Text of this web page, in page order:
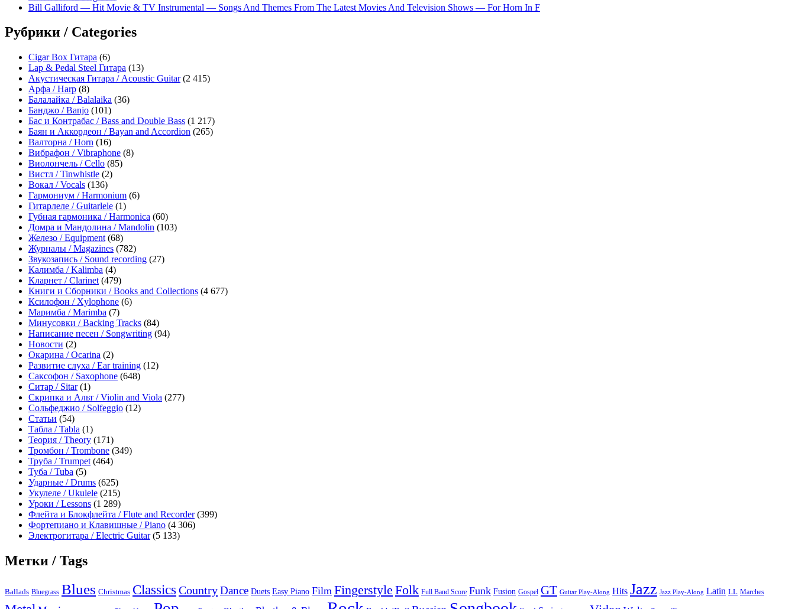
Bill Galliford — Hit Movie & TV Instrumental — Songs And Themes From The Latest Movies And Television Shows — For Horn In F
Рубрики / Categories
Cigar Box Гитара (6)
Lap & Pedal Steel Гитара (13)
Акустическая Гитара / Acoustic Guitar(2 415)
Арфа / Harp (8)
Балалайка / Balalaika (36)
Банджо / Banjo (101)
Бас и Контрабас / Bass and Double Bass (1 217)
Баян и Аккордеон / Bayan and Accordion (265)
Валторна / Horn (16)
Вибрафон / Vibraphone (8)
Виолончель / Cello (85)
Вистл / Tinwhistle (2)
Вокал / Vocals (136)
Гармониум / Harmonium (6)
Гитарлеле / Guitarlele (1)
Губная гармоника / Harmonica (60)
Домра и Мандолина / Mandolin (103)
Железо / Equipment (68)
Журналы / Magazines (782)
Звукозапись / Sound recording (27)
Калимба / Kalimba (4)
Кларнет / Clarinet (479)
Книги и Сборники / Books and Collections (4 677)
Ксилофон / Xylophone (6)
Маримба / Marimba (7)
Минусовки / Backing Tracks (84)
Написание песен / Songwriting (94)
Новости (2)
Окарина / Ocarina (2)
Развитие слуха / Ear training (12)
Саксофон / Saxophone (648)
Ситар / Sitar(1)
Скрипка и Альт / Violin and Viola (277)
Сольфеджио / Solfeggio (12)
Статьи (54)
Табла / Tabla (1)
Теория / Theory (171)
Тромбон / Trombone (349)
Труба / Trumpet (464)
Туба / Tuba (5)
Ударные / Drums (625)
Укулеле / Ukulele (215)
Уроки / Lessons (1 289)
Флейта и Блокфлейта / Flute and Recorder(399)
Фортепиано и Клавишные / Piano (4 306)
Электрогитара / Electric Guitar(5 133)
Метки / Tags
Ballads Bluegrass Blues Christmas Classics CountryDance Duets Easy Piano Film Fingerstyle Folk Full Band Score Funk Fusion Gospel GT Guitar Play-Along Hits Jazz Jazz Play-Along Latin LL Marches